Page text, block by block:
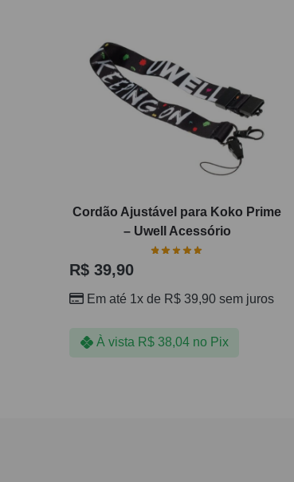
Cordão Ajustável para Koko Prime
– Uwell Acessório
R$ 39,90
Em até 1x de R$ 39,90 sem juros
À vista R$38,04 no Pix